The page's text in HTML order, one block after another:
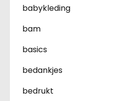
babykleding
bam
basics
bedankjes
bedrukt